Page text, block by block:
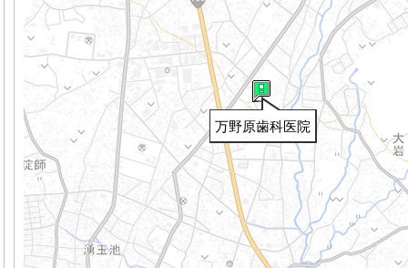
万野原歯科医院